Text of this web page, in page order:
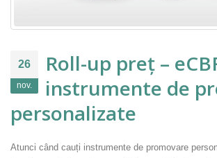
26
nov.
Roll-up preț –
instrumente de
personalizate
Atunci când cauți instrumente de promovare